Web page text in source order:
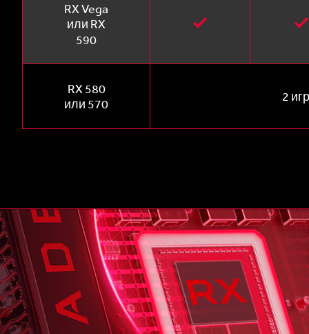
RX Vega
или RX
590
RX 580
или 570
2